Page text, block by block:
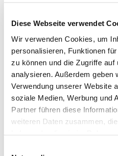
Diese Webseite verwendet
Wir verwenden Cookies, um
personalisieren, Funktionen
zu können und die Zugriffe auf
analysieren. Außerdem geben
Verwendung unserer Website
soziale Medien, Werbung und
Partner führen diese
weiteren Daten zusammen,